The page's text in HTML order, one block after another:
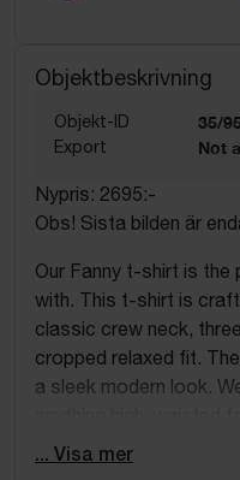
Objektbeskrivning
Objekt-ID 35/
Export Not
Nypris: 2695:-
Obs! Sista bilden är
Our Fanny t-shirt is
with. This t-shirt is
classic crew neck,
cropped relaxed fit.
a sleek modern look.
... Visa mer